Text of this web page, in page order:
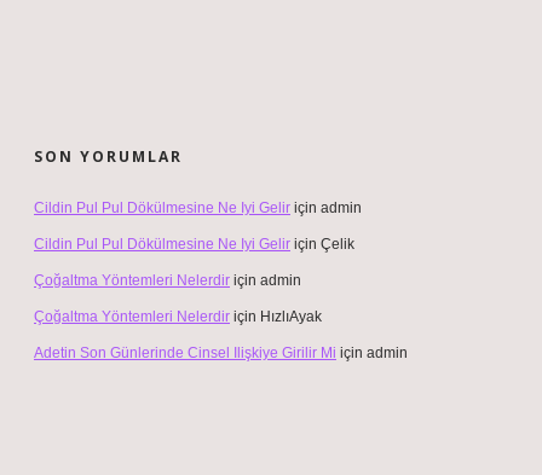
SON YORUMLAR
Cildin Pul Pul Dökülmesine Ne Iyi Gelir için admin
Cildin Pul Pul Dökülmesine Ne Iyi Gelir için Çelik
Çoğaltma Yöntemleri Nelerdir için admin
Çoğaltma Yöntemleri Nelerdir için HızlıAyak
Adetin Son Günlerinde Cinsel Ilişkiye Girilir Mi için admin